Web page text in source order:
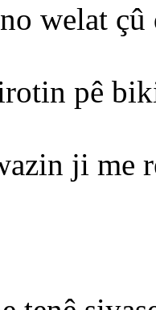
welat çû
pê
ji me